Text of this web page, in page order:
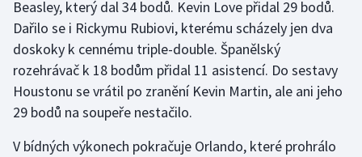
Plavání
Plážový volejbal
Ragby
Rychlobruslení
Beasley, který dal 34 bodů. Kevin Love přidal 29 bodů.
Dařilo se i Rickymu Rubiovi, kterému scházely jen dva
doskoky k cennému triple-double. Španělský
rozehrávač k 18 bodům přidal 11 asistencí. Do sestavy
Houstonu se vrátil po zranění Kevin Martin, ale ani jeho
29 bodů na soupeře nestačilo.
V bídných výkonech pokračuje Orlando, které prohrálo